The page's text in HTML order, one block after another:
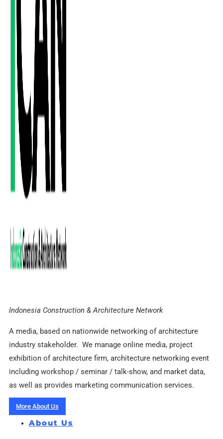
Indonesia Construction & Architecture Network
A media, based on nationwide networking of architecture
industry stakeholder. We manage online media, project
exhibition of architecture firm, architecture networking event
including workshop / seminar / talk-show, and market data,
as well as provides marketing communication services.
More About Us
About Us